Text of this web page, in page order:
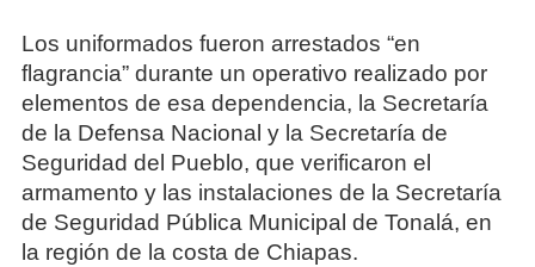
Los uniformados fueron arrestados “en
flagrancia” durante un operativo realizado por
elementos de esa dependencia, la Secretaría
de la Defensa Nacional y la Secretaría de
Seguridad del Pueblo, que verificaron el
armamento y las instalaciones de la Secretaría
de Seguridad Pública Municipal de Tonalá, en
la región de la costa de Chiapas.